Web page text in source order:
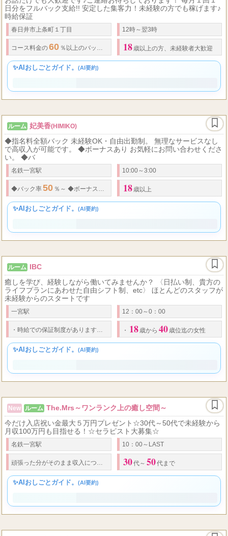
日分をフルバック支給!! 安定した集客力！未経験の方でも稼げます♪
時給保証
春日井市上条町１丁目 12時～翌3時
コース料金の60 ％以上のバック～スタート!! ・全額当日日払い・雑費は一切
18 歳以上の方、未経験者大歓迎
✨AIおしごとガイド。 (AI要約)
ルーム 妃美香(HIMIKO)
◆指名料全額バック 未経験OK・自由出勤制。 無理なサービスなし
で高収入が可能です。 ◆ボーナスあり お気軽にお問い合わせくださ
い。 ◆バ
名鉄一宮駅 10:00～3:00
◆バック率50 ％～ ◆ボーナス有 指名料全額バック
18 歳以上
✨AIおしごとガイド。 (AI要約)
ルーム IBC
癒しを学び、経験しながら働いてみませんか？ 〈日払い制、貴方の
ライフプランにあわせた自由シフト制、etc〉 ほとんどのスタッフが
未経験からのスタートです
一宮駅 12：00～0：00
・ 時給での保証制度があります。（時給 1,000円～）・待機保証もありま
・ 18 歳から 40 歳位迄の女性
✨AIおしごとガイド。 (AI要約)
New ルーム The.Mrs～ワンランク上の癒し空間～
今だけ入店祝い金最大５万円プレゼント☆30代～50代で未経験から
月収100万円も目指せる！☆セラピスト大募集☆
名鉄一宮駅 10：00～LAST
頑張った分がそのまま収入につながる給与システムです。 施術コースの報酬に加え、 30代～ 50代まで
✨AIおしごとガイド。 (AI要約)